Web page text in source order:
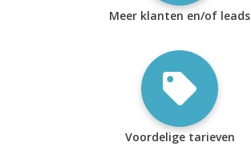
Meer klanten en/of leads
Voordelige tarieven